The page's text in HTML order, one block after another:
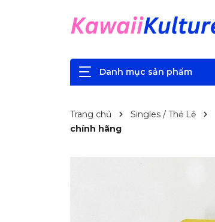
Danh mục sản phẩm
Trang chủ Singles / Thẻ Lẻ
chính hãng